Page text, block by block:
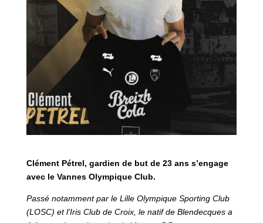
Clément Pétrel, gardien de but de 23 ans s’engage
avec le Vannes Olympique Club.
Passé notamment par le Lille Olympique Sporting Club
(LOSC) et l’Iris Club de Croix, le natif de Blendecques a